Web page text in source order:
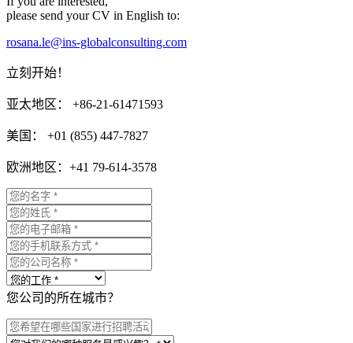
please send your CV in English to:
rosana.le@ins-globalconsulting.com
立刻开始！
亚太地区： +86-21-61471593
美国： +01 (855) 447-7827
欧洲地区：+41 79-614-3578
您公司的所在城市？